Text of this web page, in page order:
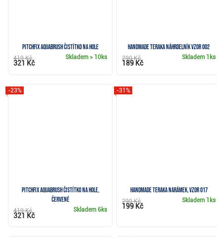
Pitchfix Aquabrush čistítko na hole
Skladem> 10ks
419 Kč
321 Kč
Handmade Teraka náhrdelník vzor 002
Skladem 1ks
290 Kč
189 Kč
Pitchfix Aquabrush čistítko na hole,
červené
-23%
Skladem6ks
419 Kč
321 Kč
Handmade Teraka narámek, vzor 017
-31%
Skladem 1ks
290 Kč
199 Kč